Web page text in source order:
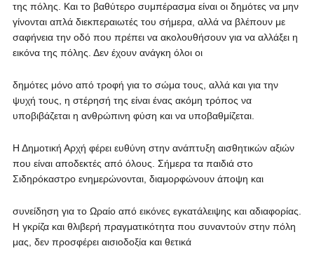
της πόλης. Και το βαθύτερο συμπέρασμα είναι οι δημότες να μην
γίνονται απλά διεκπεραιωτές του σήμερα, αλλά να βλέπουν με
σαφήνεια την οδό που πρέπει να ακολουθήσουν για να αλλάξει η
εικόνα της πόλης. Δεν έχουν ανάγκη όλοι οι
δημότες μόνο από τροφή για το σώμα τους, αλλά και για την
ψυχή τους, η στέρησή της είναι ένας ακόμη τρόπος να
υποβιβάζεται η ανθρώπινη φύση και να υποβαθμίζεται.
Η Δημοτική Αρχή φέρει ευθύνη στην ανάπτυξη αισθητικών αξιών
που είναι αποδεκτές από όλους. Σήμερα τα παιδιά στο
Σιδηρόκαστρο ενημερώνονται, διαμορφώνουν άποψη και
συνείδηση για το Ωραίο από εικόνες εγκατάλειψης και αδιαφορίας.
Η γκρίζα και θλιβερή πραγματικότητα που συναντούν στην πόλη
μας, δεν προσφέρει αισιοδοξία και θετικά